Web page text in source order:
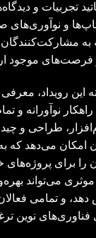
تجربیات و
و
به
موجود
این رویداد،
نوآورانه و
طراحی و
امکان می‌دهد که
را برای پروژه‌های
موثری می‌تواند
و تمامی
فناوری‌های نوین